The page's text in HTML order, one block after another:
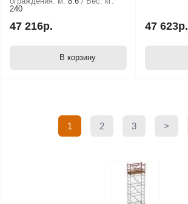
240
47 216р.
В корзину
47 623р.
1 2 3 >